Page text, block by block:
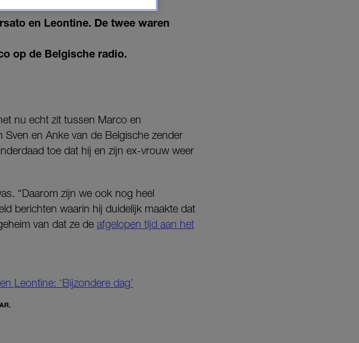
en Leontine. De twee waren
op de Belgische radio.
nu echt zit tussen Marco en
en Anke van de Belgische zender
toe dat hij en zijn ex-vrouw weer
“Daarom zijn we ook nog heel
berichten waarin hij duidelijk maakte dat
van dat ze de afgelopen tijd aan het
Leontine: ‘Bijzondere dag’